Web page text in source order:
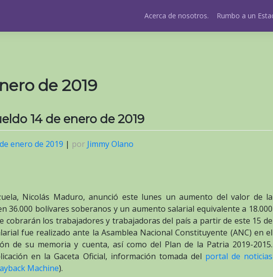
Acerca de nosotros. Rumbo a un
de 2019
14 de enero de 2019
enero de 2019 | por Jimmy Olano
Nicolás Maduro, anunció este lunes un aumento del valor de la
36.000 bolívares soberanos y un aumento salarial equivalente a 18.000
cobrarán los trabajadores y trabajadoras del país a partir de este 15 de
fue realizado ante la Asamblea Nacional Constituyente (ANC) en el
de su memoria y cuenta, así como del Plan de la Patria 2019-2015.
en la Gaceta Oficial, información tomada del portal de noticias
Machine).